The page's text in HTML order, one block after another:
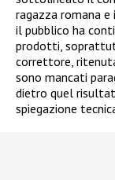
ragazza romana
il pubblico ha
prodotti,
correttore,
sono mancati
dietro quel
spiegazione